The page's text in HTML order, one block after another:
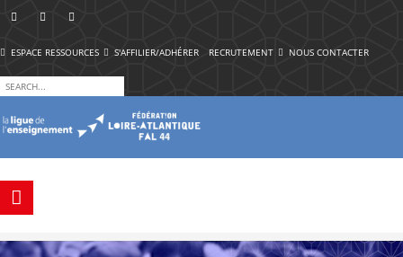
ESPACE RESSOURCES S'AFFILIER/ADHÉRER RECRUTEMENT NOUS CONTACTER